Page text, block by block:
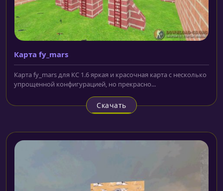
Карта fy_mars
Карта fy_mars для КС 1.6 яркая и красочная карта с несколько
упрощенной конфигурацией, но прекрасно...
Скачать